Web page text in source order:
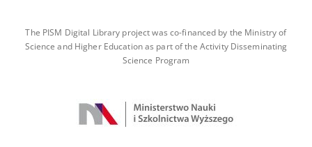
The PISM Digital Library project was co-financed by the Ministry of
Science and Higher Education as part of the Activity Disseminating
Science Program